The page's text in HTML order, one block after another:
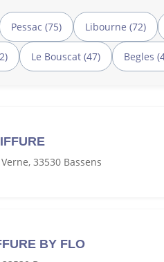
Pessac (75) Libourne (72)
Le Bouscat (47) Begles
33530 Bassens
BY FLO